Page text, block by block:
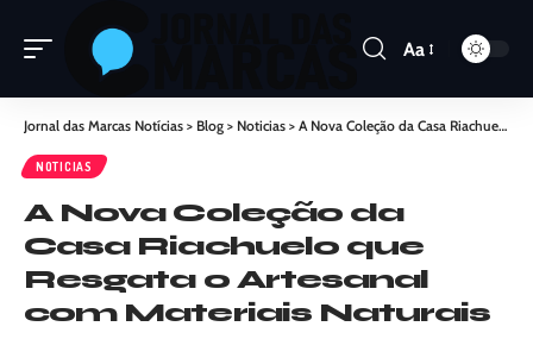
Aa
Jornal das Marcas Notícias > Blog > Noticias > A Nova Coleção da Casa Riachuelo que Resgata o Artesanal com Materiais Naturais
NOTICIAS
A Nova Coleção da
Casa Riachuelo que
Resgata o Artesanal
com Materiais Naturais